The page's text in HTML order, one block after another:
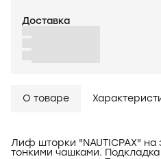
Доставка
О товаре
Лиф шторки "NAUTICPAX" на
тонкими чашками.